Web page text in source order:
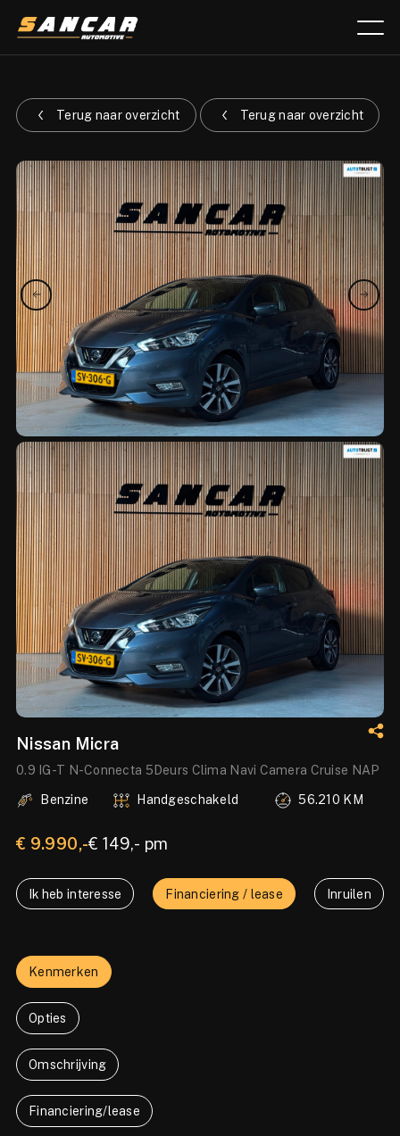
Aanbod
Over ons
Verkocht
Lease calculator
Contact
Terug naar overzicht Terug naar overzicht
Nissan Micra
0.9 IG-T N-Connecta 5Deurs Clima Navi Camera Cruise NAP
Benzine
Handgeschakeld 56.210 KM
€ 9.990,-€ 149,- pm
Ik heb interesse Financiering / lease Inruilen
Kenmerken
Opties
Omschrijving
Financiering/lease